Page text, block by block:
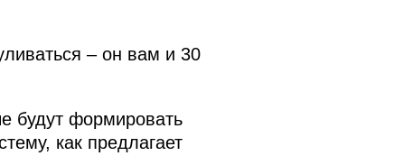
– он вам и 30
будут формировать
как предлагает